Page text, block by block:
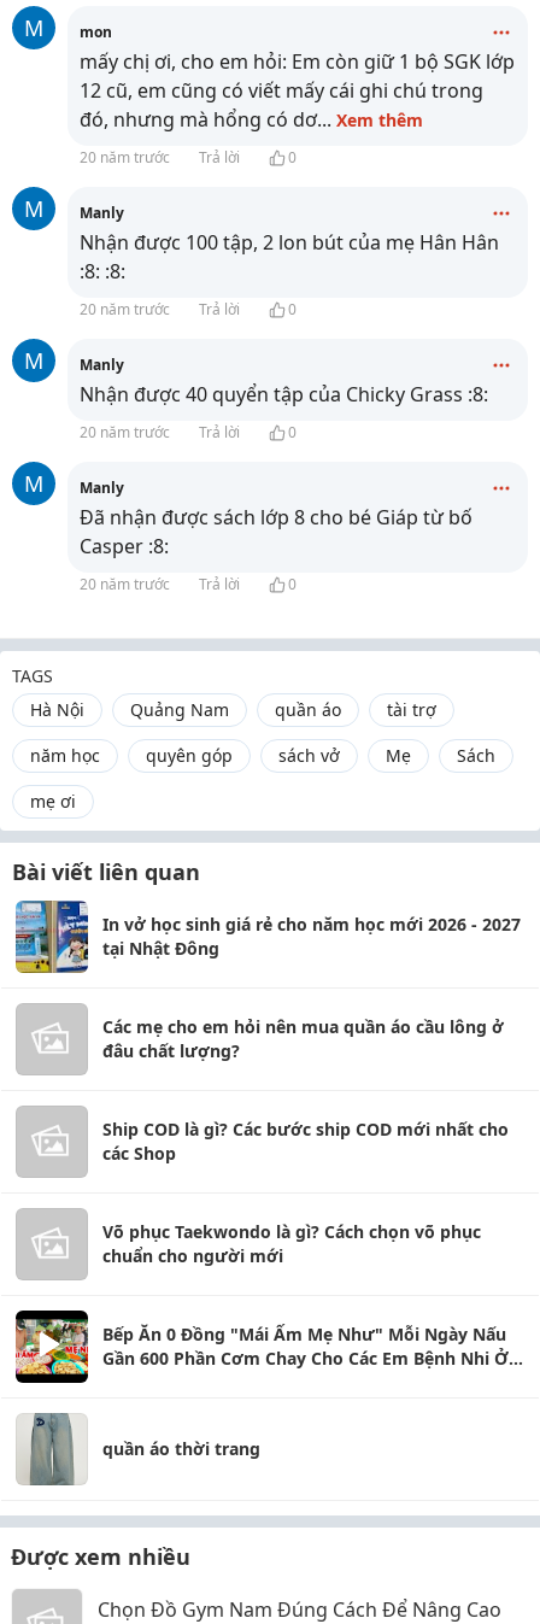
M mon
mấy chị ơi, cho em hỏi: Em còn giữ 1 bộ SGK lớp
12 cũ, em cũng có viết mấy cái ghi chú trong
đó, nhưng mà hổng có dơ... Xem thêm
20 năm trước Trả lời 0
M Manly
Nhận được 100 tập, 2 lon bút của mẹ Hân Hân
:8: :8:
20 năm trước Trả lời 0
M Manly
Nhận được 40 quyển tập của Chicky Grass :8:
20 năm trước Trả lời 0
M Manly
Đã nhận được sách lớp 8 cho bé Giáp từ bố
Casper :8:
20 năm trước Trả lời 0
TAGS
Hà Nội
Quảng Nam quần áo
tài trợ
năm học
quyên góp sách vở Mẹ
Sách
mẹ ơi
Bài viết liên quan
In vở học sinh giá rẻ cho năm học mới 2026 - 2027
tại Nhật Đông
Các mẹ cho em hỏi nên mua quần áo cầu lông ở
đâu chất lượng?
Ship COD là gì? Các bước ship COD mới nhất cho
các Shop
Võ phục Taekwondo là gì? Cách chọn võ phục
chuẩn cho người mới
Bếp Ăn 0 Đồng "Mái Ấm Mẹ Như" Mỗi Ngày Nấu
Gần 600 Phần Cơm Chay Cho Các Em Bệnh Nhi Ở
quần áo thời trang
Được xem nhiều
Chọn Đồ Gym Nam Đúng Cách Để Nâng Cao